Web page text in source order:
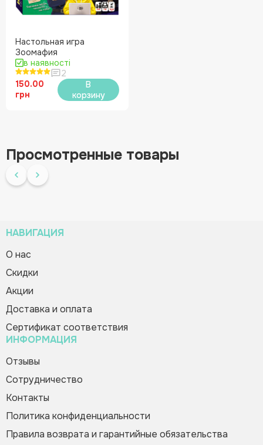
Настольная игра
Зоомафия
в наявності
2
150.00
грн
В
корзину
Просмотренные товары
Creative Team!
Пожалуйста, заполните форму, и мы вам
НАВИГАЦИЯ
О нас
Cкидки
Акции
Доставка и оплата
Сертификат соответствия
ИНФОРМАЦИЯ
Отзывы
Сотрудничество
Контакты
Политика конфиденциальности
Правила возврата и гарантийные обязательства